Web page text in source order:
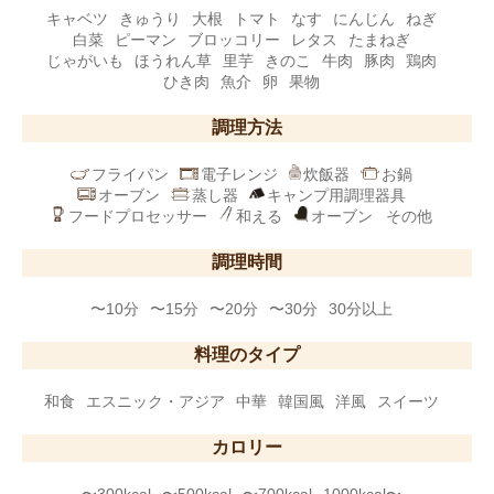
キャベツ きゅうり 大根 トマト なす にんじん
ねぎ
白菜
ピーマン ブロッコリー レタス
たまねぎ
じゃがいも
ほうれん草 里芋 きのこ 牛肉 豚肉
鶏肉
ひき肉
魚介 卵 果物
調理方法
フライパン 電子レンジ 炊飯器
お鍋
オーブン
蒸し器
キャンプ用調理器具
フードプロセッサー
和える オーブン その他
調理時間
〜10分 〜15分 〜20分 〜30分 30分以上
料理のタイプ
和食 エスニック・アジア 中華 韓国風 洋風 スイーツ
カロリー